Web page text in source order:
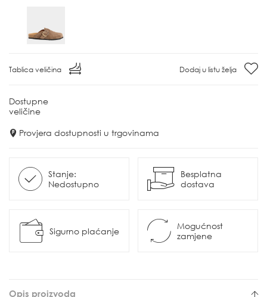
Tablica veličina Dodaj u listu želja
Dostupne
veličine
Provjera dostupnosti u trgovinama
Stanje:
Nedostupno
Besplatna
dostava
Sigurno plaćanje
Mogućnost
zamjene
Opis proizvoda